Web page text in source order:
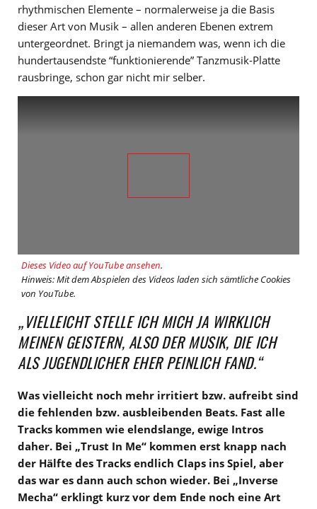
rhythmischen Elemente – normalerweise ja die Basis
dieser Art von Musik – allen anderen Ebenen extrem
untergeordnet. Bringt ja niemandem was, wenn ich die
hundertausendste “funktionierende” Tanzmusik-Platte
rausbringe, schon gar nicht mir selber.
Dieses Video auf YouTube ansehen.
Hinweis: Mit dem Abspielen des Videos laden sich sämtliche Cookies
von YouTube.
„VIELLEICHT STELLE ICH MICH JA WIRKLICH
MEINEN GEISTERN, ALSO DER MUSIK, DIE ICH
ALS JUGENDLICHER EHER PEINLICH FAND.“
Was vielleicht noch mehr irritiert bzw. aufreibt sind
die fehlenden bzw. ausbleibenden Beats. Fast alle
Tracks kommen wie elendslange, ewige Intros
daher. Bei „Trust In Me“ kommen erst knapp nach
der Hälfte des Tracks endlich Claps ins Spiel, aber
das war es dann auch schon wieder. Bei „Inverse
Mecha“ erklingt kurz vor dem Ende noch eine Art